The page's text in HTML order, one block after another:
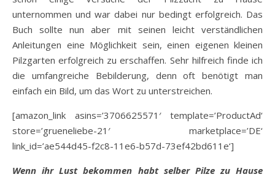
unternommen und war dabei nur bedingt erfolgreich. Das
Buch sollte nun aber mit seinen leicht verständlichen
Anleitungen eine Möglichkeit sein, einen eigenen kleinen
Pilzgarten erfolgreich zu erschaffen. Sehr hilfreich finde ich
die umfangreiche Bebilderung, denn oft benötigt man
einfach ein Bild, um das Wort zu unterstreichen.
[amazon_link asins=’3706625571′ template=’ProductAd‘
store=’grueneliebe-21′ marketplace=’DE‘
link_id=’ae544d45-f2c8-11e6-b57d-73ef42bd611e‘]
Wenn ihr Lust bekommen habt selber Pilze zu Hause